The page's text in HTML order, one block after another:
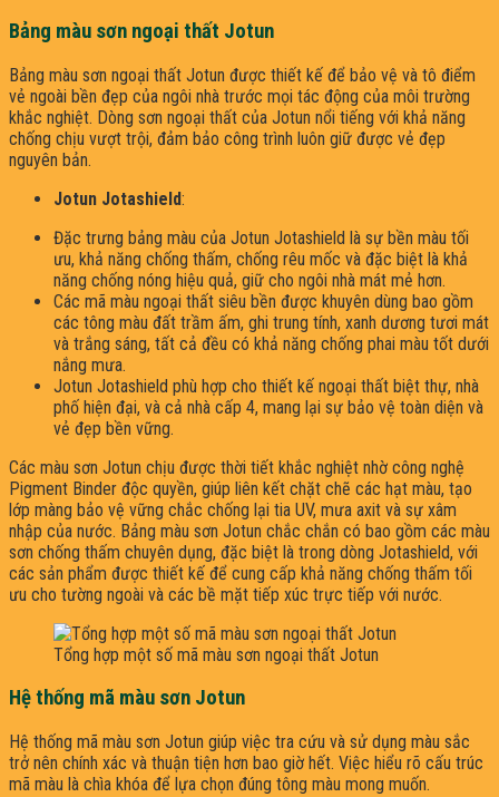
Bảng màu sơn ngoại thất Jotun
Bảng màu sơn ngoại thất Jotun được thiết kế để bảo vệ và tô điểm
vẻ ngoài bền đẹp của ngôi nhà trước mọi tác động của môi trường
khắc nghiệt. Dòng sơn ngoại thất của Jotun nổi tiếng với khả năng
chống chịu vượt trội, đảm bảo công trình luôn giữ được vẻ đẹp
nguyên bản.
Jotun Jotashield:
Đặc trưng bảng màu của Jotun Jotashield là sự bền màu tối
ưu, khả năng chống thấm, chống rêu mốc và đặc biệt là khả
năng chống nóng hiệu quả, giữ cho ngôi nhà mát mẻ hơn.
Các mã màu ngoại thất siêu bền được khuyên dùng bao gồm
các tông màu đất trầm ấm, ghi trung tính, xanh dương tươi mát
và trắng sáng, tất cả đều có khả năng chống phai màu tốt dưới
nắng mưa.
Jotun Jotashield phù hợp cho thiết kế ngoại thất biệt thự, nhà
phố hiện đại, và cả nhà cấp 4, mang lại sự bảo vệ toàn diện và
vẻ đẹp bền vững.
Các màu sơn Jotun chịu được thời tiết khắc nghiệt nhờ công nghệ
Pigment Binder độc quyền, giúp liên kết chặt chẽ các hạt màu, tạo
lớp màng bảo vệ vững chắc chống lại tia UV, mưa axit và sự xâm
nhập của nước. Bảng màu sơn Jotun chắc chắn có bao gồm các màu
sơn chống thấm chuyên dụng, đặc biệt là trong dòng Jotashield, với
các sản phẩm được thiết kế để cung cấp khả năng chống thấm tối
ưu cho tường ngoài và các bề mặt tiếp xúc trực tiếp với nước.
Tổng hợp một số mã màu sơn ngoại thất Jotun
Hệ thống mã màu sơn Jotun
Hệ thống mã màu sơn Jotun giúp việc tra cứu và sử dụng màu sắc
trở nên chính xác và thuận tiện hơn bao giờ hết. Việc hiểu rõ cấu trúc
mã màu là chìa khóa để lựa chọn đúng tông màu mong muốn.